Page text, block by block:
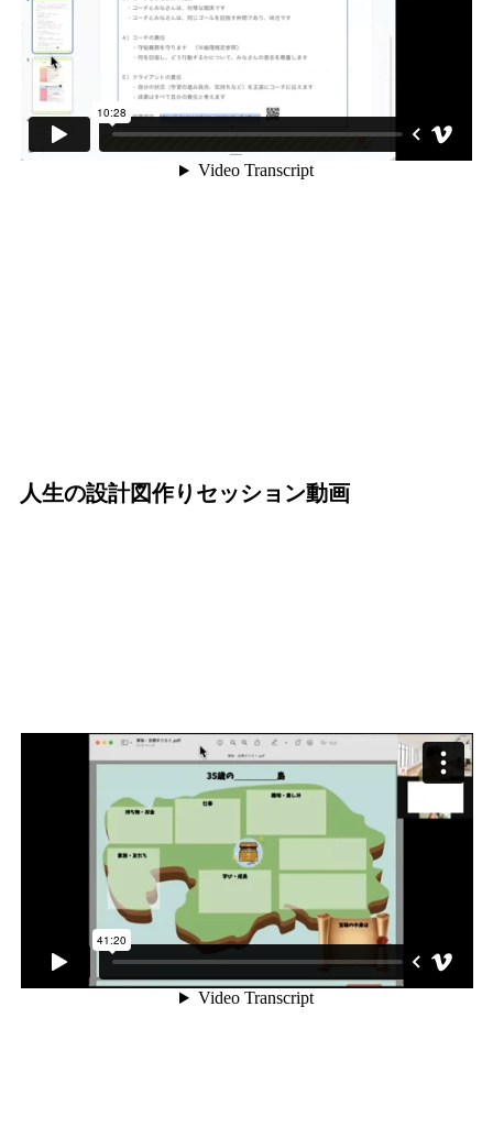
人生の設計図作りセッション動画